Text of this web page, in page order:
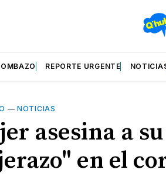
REPORTE URGENTE
—NOTICIAS
asesina a
en el